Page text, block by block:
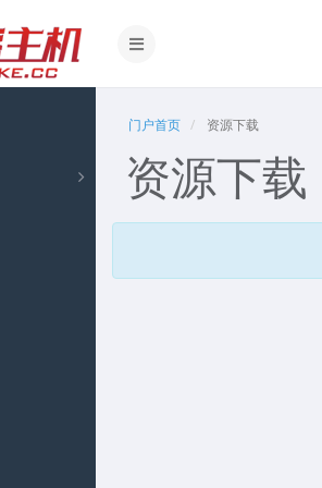
门户首页 资源下载
资源下载